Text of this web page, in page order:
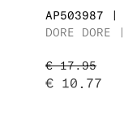
€ 17.95
€ 10.77